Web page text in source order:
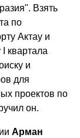
Взять
по
Актау и
квартала
и
для
проектов по
он.
Арман